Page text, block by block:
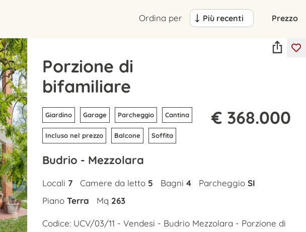
Ordina per Più recenti Prezzo
Porzione di
bifamiliare
Giardino Garage Parcheggio Cantina
Incluso nel prezzo Balcone Soffita
€ 368.000
Budrio - Mezzolara
Locali 7 Camere da letto 5 Bagni 4 Parcheggio SI
Piano Terra Mq 263
Codice: UCV/03/11 - Vendesi - Budrio Mezzolara - Porzione di